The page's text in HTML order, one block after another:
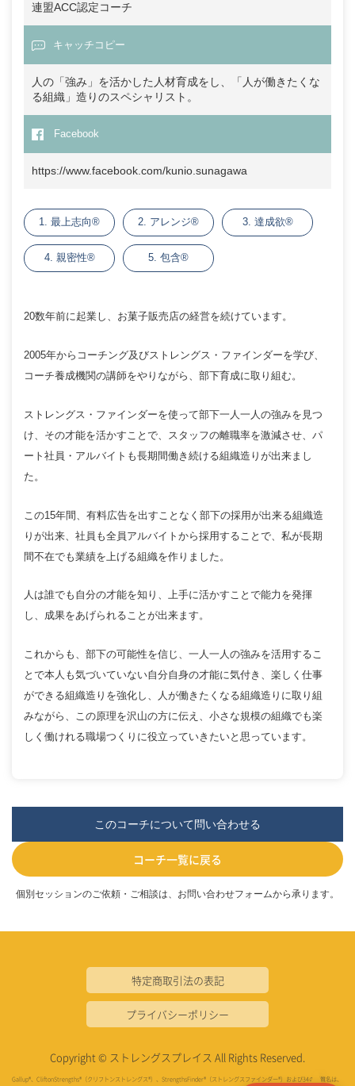
連盟ACC認定コーチ
キャッチコピー
人の「強み」を活かした人材育成をし、「人が働きたくな
る組織」造りのスペシャリスト。
Facebook
https://www.facebook.com/kunio.sunagawa
1. 最上志向® 2. アレンジ® 3. 達成欲®
4. 親密性® 5. 包含®
20数年前に起業し、お菓子販売店の経営を続けています。
2005年からコーチング及びストレングス・ファインダーを学び、
コーチ養成機関の講師をやりながら、部下育成に取り組む。
ストレングス・ファインダーを使って部下一人一人の強みを見つ
け、その才能を活かすことで、スタッフの離職率を激減させ、パ
ート社員・アルバイトも長期間働き続ける組織造りが出来まし
た。
この15年間、有料広告を出すことなく部下の採用が出来る組織造
りが出来、社員も全員アルバイトから採用することで、私が長期
間不在でも業績を上げる組織を作りました。
人は誰でも自分の才能を知り、上手に活かすことで能力を発揮
し、成果をあげられることが出来ます。
これからも、部下の可能性を信じ、一人一人の強みを活用するこ
とで本人も気づいていない自分自身の才能に気付き、楽しく仕事
ができる組織造りを強化し、人が働きたくなる組織造りに取り組
みながら、この原理を沢山の方に伝え、小さな規模の組織でも楽
しく働けれる職場つくりに役立っていきたいと思っています。
このコーチについて問い合わせる
コーチ一覧に戻る
個別セッションのご依頼・ご相談は、お問い合わせフォームから承ります。
特定商取引法の表記
プライバシーポリシー
Copyright © ストレングスプレイス All Rights Reserved.
Gallup®、CliftonStrengths®（クリフトンストレングス®）、StrengthsFinder®（ストレングスファインダー®）および34の資質名は、